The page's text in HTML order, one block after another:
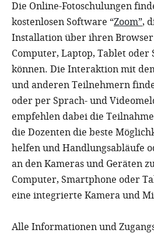
Die Online-Fotoschulungen
kostenlosen Software “Zoom”,
Installation über ihren
Computer, Laptop, Tablet
können. Die Interaktion mit
und anderen Teilnehmern
oder per Sprach- und
empfehlen dabei die
die Dozenten die beste
helfen und Handlungsabläufe
an den Kameras und Geräten
Computer, Smartphone oder
eine integrierte Kamera und
Alle Informationen und